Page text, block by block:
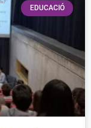
EDUCACIÓ